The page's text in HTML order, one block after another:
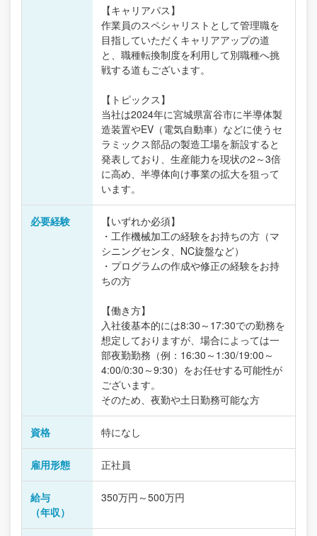
【キャリアパス】
作業員のスペシャリストとして管理職を
目指していただくキャリアアップの道
と、職種転換制度を利用して別職種へ挑
戦する道もございます。
【トピックス】
当社は2024年に宮城県富谷市に半導体製
造装置やEV（電気自動車）などに使うセ
ラミックス部品の製造工場を新設すると
発表しており、生産能力を現状の2～3倍
に高め、半導体向け事業の拡大を狙って
います。
必要経験
【いずれか必須】
・工作機械加工の経験をお持ちの方（マ
シニングセンタ、NC旋盤など）
・プログラムの作成や修正の経験をお持
ちの方
【働き方】
入社後基本的には8:30～17:30での勤務を
想定しておりますが、場合によっては一
部夜勤勤務（例：16:30～1:30/19:00～
4:00/0:30～9:30）をお任せする可能性が
ございます。
そのため、夜勤や土日勤務可能な方
資格 特になし
雇用形態 正社員
給与
（年収）
350万円～500万円